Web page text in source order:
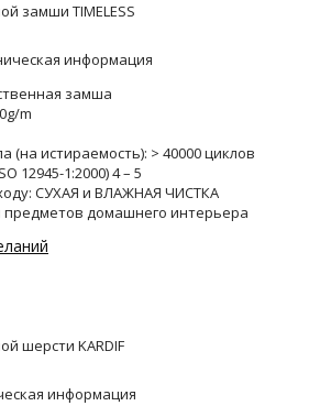
замши TIMELESS
информация
замша
m
(на истираемость): > 40000 циклов
12945-1:2000) 4 – 5
СУХАЯ и ВЛАЖНАЯ ЧИСТКА
домашнего интерьера
шерсти KARDIF
информация